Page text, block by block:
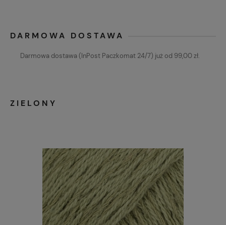
DARMOWA DOSTAWA
Darmowa dostawa (InPost Paczkomat 24/7) już od 99,00 zł.
ZIELONY